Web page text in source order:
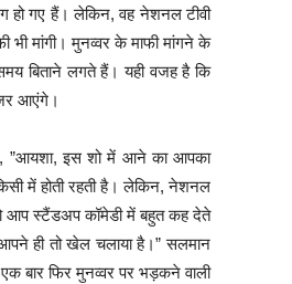
हो गए हैं। लेकिन, वह नेशनल टीवी
भी मांगी। मुनव्वर के माफी मांगने के
बिताने लगते हैं। यही वजह है कि
आएंगे।
”आयशा, इस शो में आने का आपका
में होती रहती है। लेकिन, नेशनल
आप स्टैंडअप कॉमेडी में बहुत कह देते
ही तो खेल चलाया है।” सलमान
बार फिर मुनव्वर पर भड़कने वाली